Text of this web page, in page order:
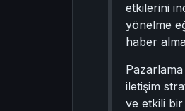
etkilerini
yönelme
haber
iletişim
ve etkili bir